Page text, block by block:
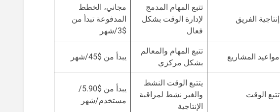
إنتاجية الفريق
تتبع المهام المدمج
لإدارة الوقت بشكل
فعال
مجاني، الخطط
المدفوعة تبدأ من
$3/شهر
مواعيد المشاريع
تتبع المهام والمعالم
بشكل مركزي
يبدأ من $45/شهر
تتبع الوقت
يتتبع الوقت النشط
والغير نشط لمراقبة
الإنتاجية
يبدأ من $5.90/
مستخدم/شهر